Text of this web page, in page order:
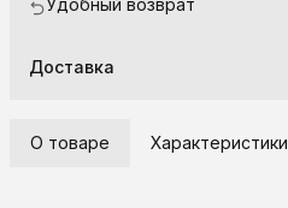
Доставка
О товаре Характеристики